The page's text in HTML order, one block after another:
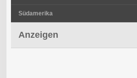
Südamerika
Anzeigen